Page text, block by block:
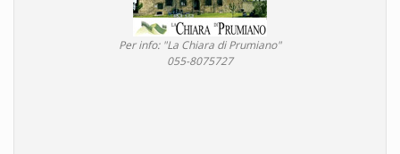
Per info: "La Chiara di Prumiano"
055-8075727